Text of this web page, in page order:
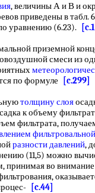
, величины А и В и
приведены в табл.
уравнению (6.23).
приземной
смеси из
по формуле
[c.299]
толщину слоя
к объему
фильтрата,
разности давлений,
(11,5) можно
принимая во
[c.44]